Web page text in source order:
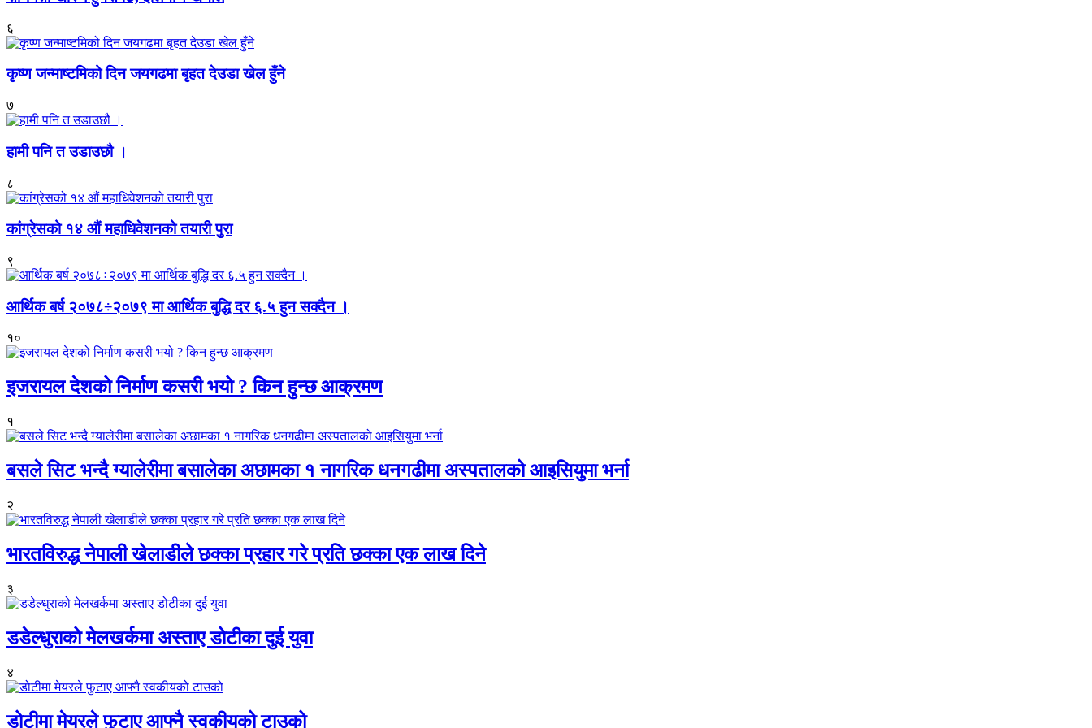
६
कृष्ण जन्माष्टमिको दिन जयगढमा बृहत देउडा खेल हुँने
७
हामी पनि त उडाउछौ ।
८
कांग्रेसको १४ औं महाधिवेशनको तयारी पुरा
९
आर्थिक बर्ष २०७८÷२०७९ मा आर्थिक बुद्धि दर ६.५ हुन सक्दैन ।
१०
इजरायल देशको निर्माण कसरी भयो ? किन हुन्छ आक्रमण
१
बसले सिट भन्दै ग्यालेरीमा बसालेका अछामका १ नागरिक धनगढीमा अस्पतालको आइसियुमा भर्ना
२
भारतविरुद्ध नेपाली खेलाडीले छक्का प्रहार गरे प्रति छक्का एक लाख दिने
३
डडेल्धुराको मेलखर्कमा अस्ताए डोटीका दुई युवा
४
डोटीमा मेयरले फुटाए आफ्नै स्वकीयको टाउको